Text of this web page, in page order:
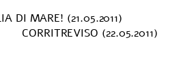
DI MARE! (21.05.2011)
CORRITREVISO (22.05.2011)